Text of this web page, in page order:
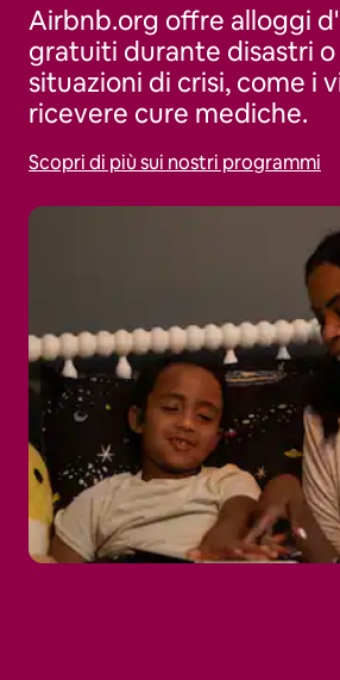
Airbnb.org offre alloggi
gratuiti durante disastri
situazioni di crisi, come i
ricevere cure mediche.
Scopri di più sui nostri programmi